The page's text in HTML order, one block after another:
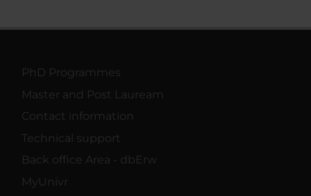
PhD Programmes
Master and Post Lauream
Contact information
Technical support
Back office Area - dbErw
MyUnivr